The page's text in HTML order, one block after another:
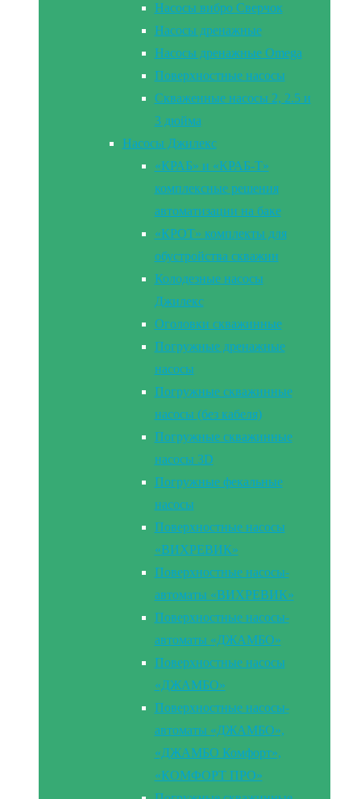
Насосы вибро Сверчок
Насосы дренажные
Насосы дренажные Omega
Поверхностные насосы
Скваженные насосы 2, 2.5 и
3 дюйма
Насосы Джилекс
«КРАБ» и «КРАБ-Т»
комплексные решения
автоматизации на баке
«КРОТ» комплекты для
обустройства скважин
Колодезные насосы
Джилекс
Оголовки скважинные
Погружные дренажные
насосы
Погружные скважинные
насосы (без кабеля)
Погружные скважинные
насосы 3D
Погружные фекальные
насосы
Поверхностные насосы
«ВИХРЕВИК»
Поверхностные насосы-
автоматы «ВИХРЕВИК»
Поверхностные насосы-
автоматы «ДЖАМБО»
Поверхностные насосы
«ДЖАМБО»
Поверхностные насосы-
автоматы «ДЖАМБО»,
«ДЖАМБО Комфорт»,
«КОМФОРТ ПРО»